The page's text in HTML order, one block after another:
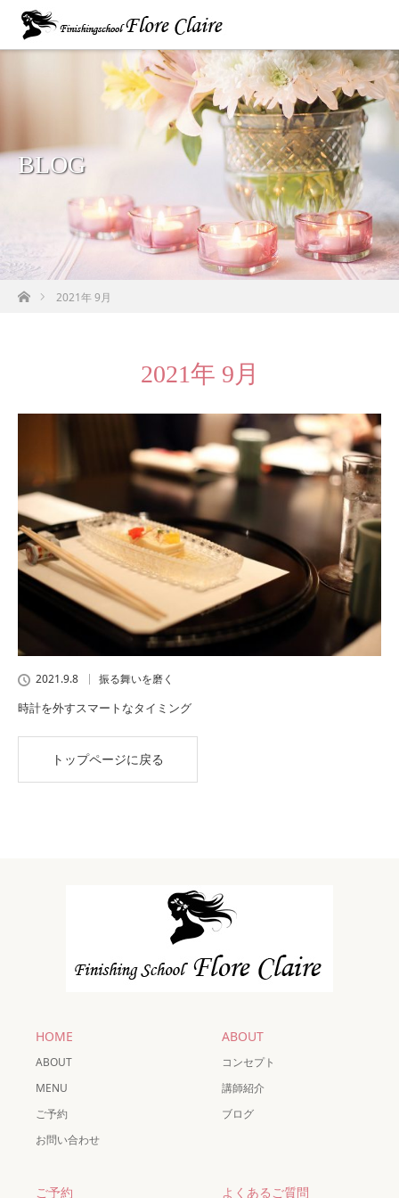
BLOG
ホーム2021年 9月
2021年 9月
2021.9.8 振る舞いを磨く
時計を外すスマートなタイミング
トップページに戻る
HOME
ABOUT
MENU
ご予約
お問い合わせ
ABOUT
コンセプト
講師紹介
ブログ
ご予約 よくあるご質問